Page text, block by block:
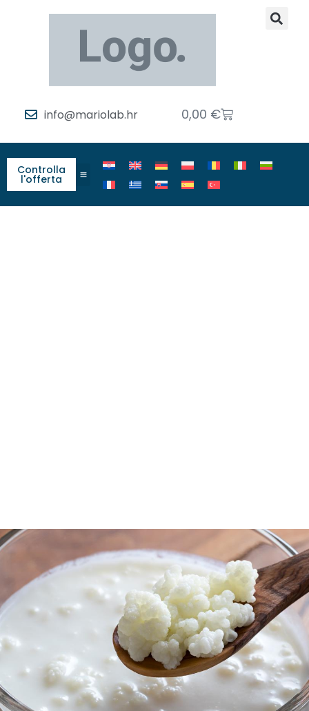
info@mariolab.hr 0,00 €
Controlla
l'offerta